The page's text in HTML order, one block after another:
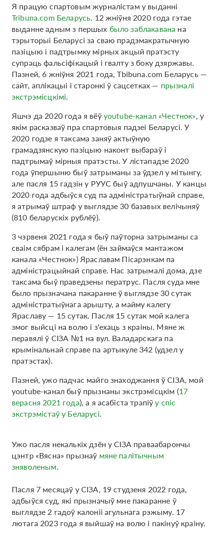
Я працую спартовым журналістам у выданні
Tribuna.com Беларусь. 12 жніўня 2020 года гэтае
выданне адным з першых было заблакавана на
тэрыторыі Беларусі за сваю прадэмакратычную
пазіцыю і падтрымку мірных акцый пратэсту
супраць фальсіфікацый і гвалту з боку дзяржавы.
Пазней, 6 жніўня 2021 года, Tbibuna.com Беларусь —
сайт, аплікацыі і старонкі ў сацсетках — прызналі
экстрэмісцкімі.
Яшчэ да 2020 года я вёўyoutube-канал «Честнок», у
якім расказваў пра спартовыя падзеі Беларусі. У
2020 годзе я таксама заняў актыўную
грамадзянскую пазіцыю наконт выбараў і
падтрымаў мірныя пратэсты. У лістападзе 2020
года ўпершыню быў затрыманы за ўдзел у мітынгу,
але пасля 15 гадзін у РУУС быў адпушчаны. У канцы
2020 года адбыўся суд па адміністратыўнай справе,
я атрымаў штраф у выглядзе 30 базавых велічыняў
(810 беларускіх рублёў).
3 чэрвеня 2021 года я быў паўторна затрыманы са
сваім сябрам і калегам (ён займаўся мантажом
канала «Честнок») Яраславам Пісарэнкам па
адміністрацыйнай справе. Нас затрымалі дома, дзе
таксама быў праведзены ператрус. Пасля суда мне
было прызначана пакаранне ў выглядзе 30 сутак
адміністратыўнага арышту, а майму калегу
Яраславу — 15 сутак. Пасля 15 сутак мой калега
змог выйсці на волю і з'ехаць з краіны. Мяне ж
перавялі ў СІЗА №1 на вул. Валадарскага па
крымінальнай справе па артыкуле 342 (удзел у
пратэстах).
Пазней, ужо падчас майго знаходжання ў СІЗА, мой
youtube-канал быў прызнаны экстрэмісцкім (17
верасня 2021 года), а я асабіста трапіўу спіс
экстрэмістаў у Беларусі.
Ужо пасля некалькіх дзён у СІЗА праваабарончы
цэнтр «Вясна» прызнаў мяне палітычным
зняволеным.
Пасля 7 месяцаў у СІЗА, 19 студзеня 2022 года,
адбыўся суд, які прызначыў мне пакаранне ў
выглядзе 2 гадоў калоніі агульнага рэжыму. 17
лютага 2023 года я выйшаў на волю і пакінуў краіну.